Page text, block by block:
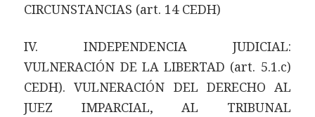
CIRCUNSTANCIAS (art. 14 CEDH)
IV. INDEPENDENCIA JUDICIAL:
VULNERACIÓN DE LA LIBERTAD (art. 5.1.c)
CEDH). VULNERACIÓN DEL DERECHO AL
JUEZ IMPARCIAL, AL TRIBUNAL